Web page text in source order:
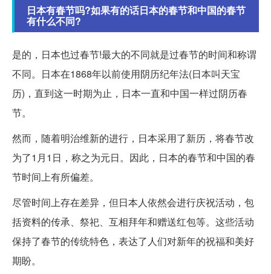
日本有春节吗?如果有的话日本的春节和中国的春节
有什么不同?
是的，日本也过春节!最大的不同就是过春节的时间和称谓
不同。日本在1868年以前使用阴历纪年法(日本叫天宝
历)，直到这一时期为止，日本一直和中国一样过阴历春
节。
然而，随着明治维新的进行，日本采用了新历，将春节改
为了1月1日，称之为元日。因此，日本的春节和中国的春
节时间上有所偏差。
尽管时间上存在差异，但日本人依然会进行庆祝活动，包
括资料的传承、祭祀、互相拜年和赠送红包等。这些活动
保持了春节的传统特色，表达了人们对新年的祝福和美好
期盼。